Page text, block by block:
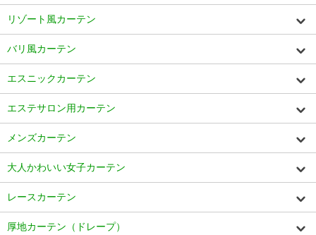
リゾート風カーテン
バリ風カーテン
エスニックカーテン
エステサロン用カーテン
メンズカーテン
大人かわいい女子カーテン
レースカーテン
厚地カーテン（ドレープ）